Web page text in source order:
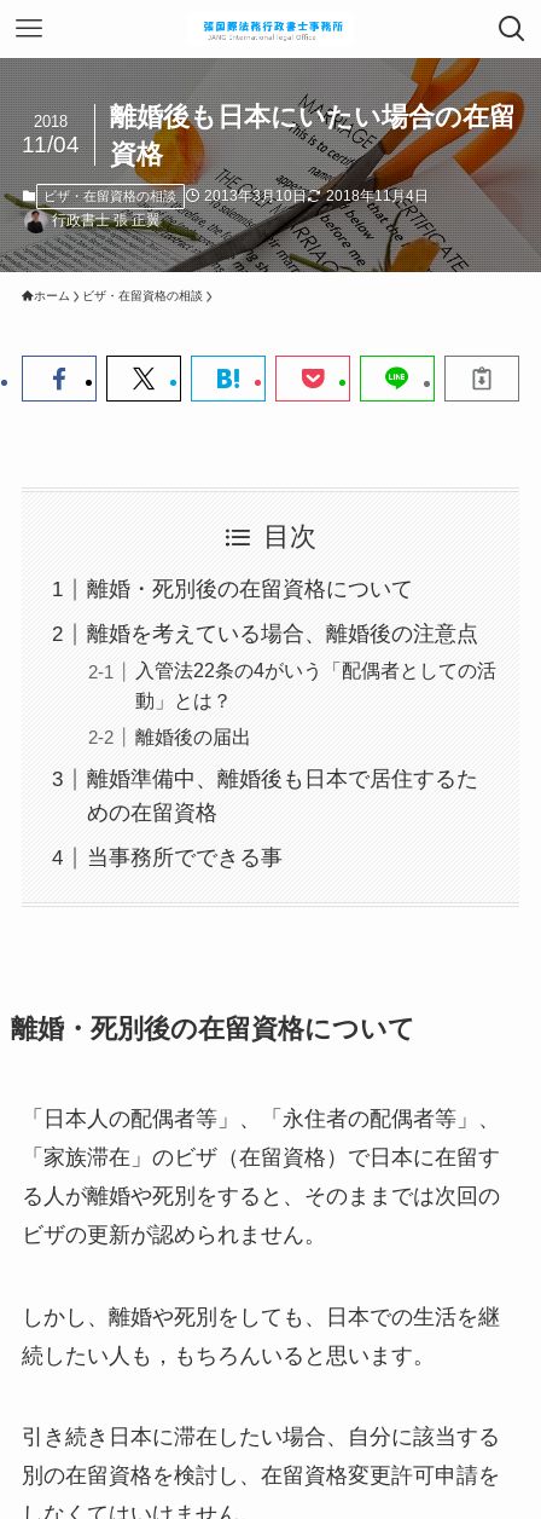
離婚後も日本にいたい場合の在留
資格
2018
11/04
ビザ・在留資格の相談 2013年3月10日
2018年11月4日
行政書士 張 正翼
ホーム ビザ・在留資格の相談
目次
離婚・死別後の在留資格について
離婚を考えている場合、離婚後の注意点
入管法22条の4がいう「配偶者としての活
動」とは？
離婚後の届出
離婚準備中、離婚後も日本で居住するた
めの在留資格
当事務所でできる事
離婚・死別後の在留資格について
「日本人の配偶者等」、「永住者の配偶者等」、
「家族滞在」のビザ（在留資格）で日本に在留す
る人が離婚や死別をすると、そのままでは次回の
ビザの更新が認められません。
しかし、離婚や死別をしても、日本での生活を継
続したい人も，もちろんいると思います。
引き続き日本に滞在したい場合、自分に該当する
別の在留資格を検討し、在留資格変更許可申請を